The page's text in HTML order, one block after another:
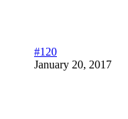
#120
January 20, 2017